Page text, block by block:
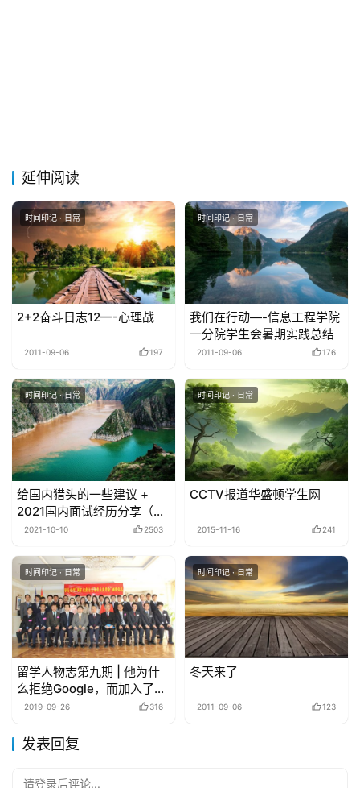
延伸阅读
时间印记 · 日常
2+2奋斗日志12—-心理战
2011-09-06 197
时间印记 · 日常
我们在行动—-信息工程学院
一分院学生会暑期实践总结
2011-09-06 176
时间印记 · 日常
给国内猎头的一些建议 +
2021国内面试经历分享（吐
槽）
2021-10-10 2503
时间印记 · 日常
CCTV报道华盛顿学生网
2015-11-16 241
时间印记 · 日常
留学人物志第九期 | 他为什
么拒绝Google，而加入了一
个创业公司
2019-09-26 316
时间印记 · 日常
冬天来了
2011-09-06 123
发表回复
请登录后评论...